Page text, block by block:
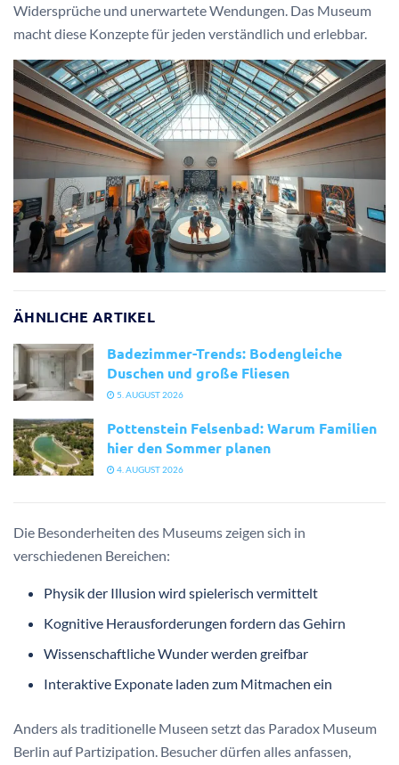
Widersprüche und unerwartete Wendungen. Das Museum
macht diese Konzepte für jeden verständlich und erlebbar.
ÄHNLICHE ARTIKEL
Badezimmer-Trends: Bodengleiche
Duschen und große Fliesen
5. AUGUST 2026
Pottenstein Felsenbad: Warum Familien
hier den Sommer planen
4. AUGUST 2026
Die Besonderheiten des Museums zeigen sich in
verschiedenen Bereichen:
Physik der Illusion wird spielerisch vermittelt
Kognitive Herausforderungen fordern das Gehirn
Wissenschaftliche Wunder werden greifbar
Interaktive Exponate laden zum Mitmachen ein
Anders als traditionelle Museen setzt das Paradox Museum
Berlin auf Partizipation. Besucher dürfen alles anfassen,